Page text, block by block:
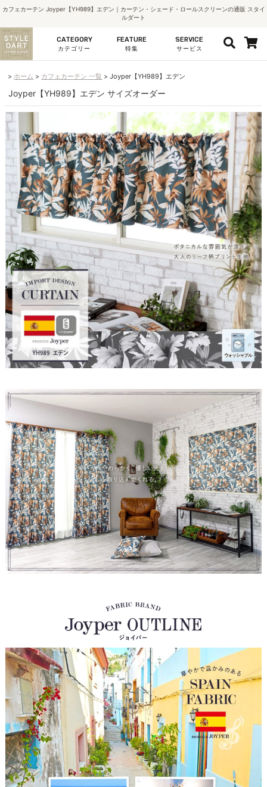
カフェカーテン Joyper【YH989】エデン｜カーテン・シェード・ロールスクリーンの通販 スタイ
ルダート
CATEGORY
カテゴリー
FEATURE
特集
SERVICE
サービス
ホーム カフェカーテン 一覧 Joyper【YH989】エデン
Joyper【YH989】エデン サイズオーダー